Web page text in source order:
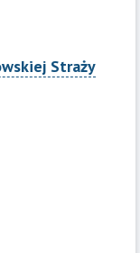
Straży